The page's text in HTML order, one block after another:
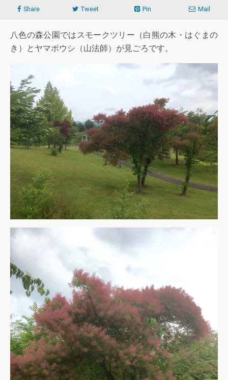
Share Tweet Pin Mail
八色の森公園ではスモークツリー（白熊の木・はぐまの
き）とヤマボウシ（山法師）が見ごろです。